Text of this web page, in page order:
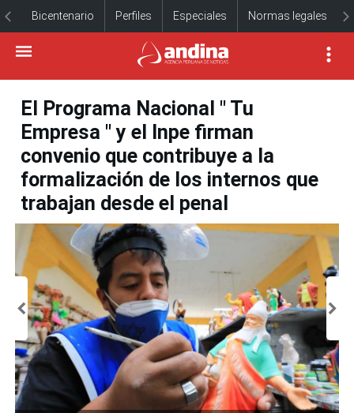
Bicentenario Perfiles Especiales Normas legales
El Programa Nacional " Tu
Empresa " y el Inpe firman
convenio que contribuye a la
formalización de los internos que
trabajan desde el penal